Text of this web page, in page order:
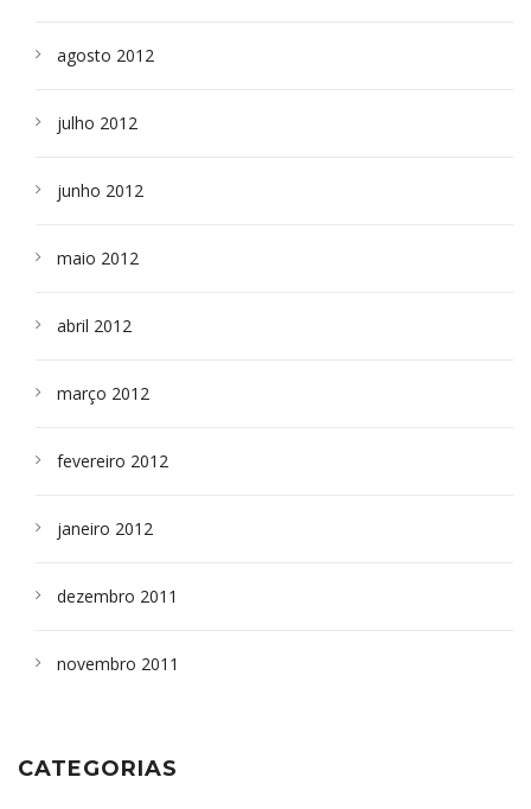
agosto 2012
julho 2012
junho 2012
maio 2012
abril 2012
março 2012
fevereiro 2012
janeiro 2012
dezembro 2011
novembro 2011
CATEGORIAS